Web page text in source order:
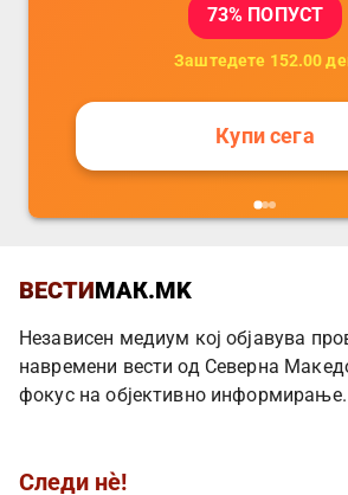
73% ПОПУСТ
Заштедете 152.00
Купи сега
ВЕСТИМАК.MK
Независен медиум кој објавува
навремени вести од Северна
фокус на објективно информирање.
Следи нè!